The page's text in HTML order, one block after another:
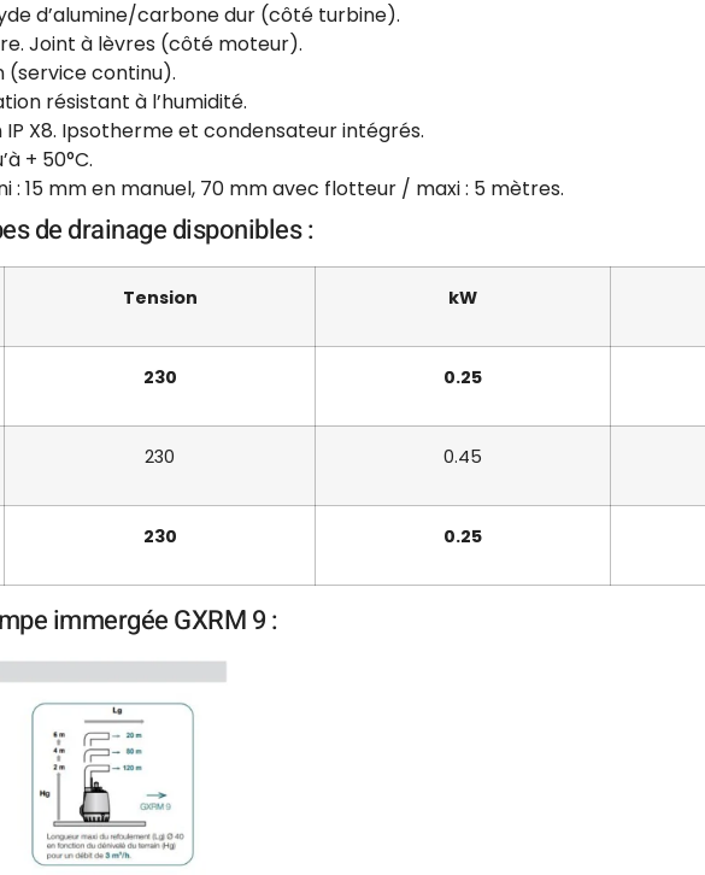
d’alumine/carbone dur (côté turbine).
Joint à lèvres (côté moteur).
(service continu).
résistant à l’humidité.
X8. Ipsotherme et condensateur intégrés.
+ 50°C.
: 15 mm en manuel, 70 mm avec flotteur / maxi : 5 mètres.
de drainage disponibles :
Tension kW
230 0.25
230 0.45
230 0.25
immergée GXRM 9 :